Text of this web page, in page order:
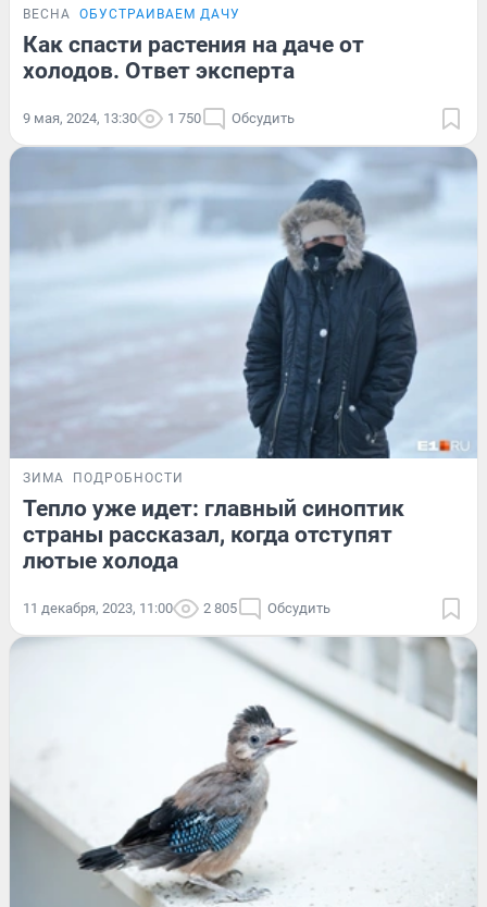
ВЕСНА ОБУСТРАИВАЕМ ДАЧУ
Как спасти растения на даче от
холодов. Ответ эксперта
9 мая, 2024, 13:30 1 750 Обсудить
ЗИМА ПОДРОБНОСТИ
Тепло уже идет: главный синоптик
страны рассказал, когда отступят
лютые холода
11 декабря, 2023, 11:00 2 805 Обсудить